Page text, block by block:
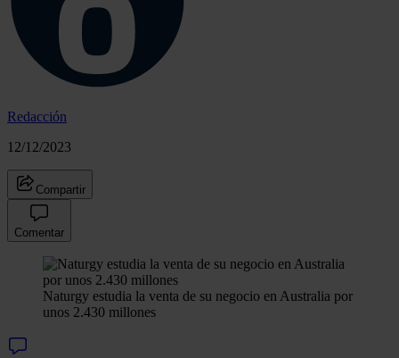
Redacción
12/12/2023
Compartir
Comentar
Naturgy estudia la venta de su negocio en Australia por
unos 2.430 millones